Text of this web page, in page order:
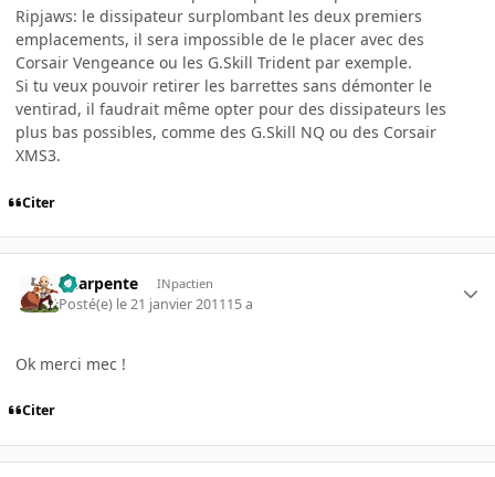
Ripjaws: le dissipateur surplombant les deux premiers
emplacements, il sera impossible de le placer avec des
Corsair Vengeance ou les G.Skill Trident par exemple.
Si tu veux pouvoir retirer les barrettes sans démonter le
ventirad, il faudrait même opter pour des dissipateurs les
plus bas possibles, comme des G.Skill NQ ou des Corsair
XMS3.
Citer
Charpente INpactien
Posté(e) le 21 janvier 201115 a
Ok merci mec !
Citer